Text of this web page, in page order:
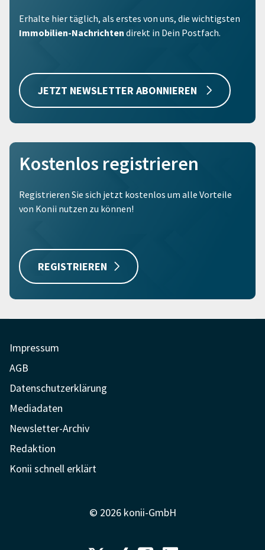
Erhalte hier täglich, als erstes von uns, die wichtigsten
Immobilien-Nachrichten direkt in Dein Postfach.
JETZT NEWSLETTER ABONNIEREN
Kostenlos registrieren
Registrieren Sie sich jetzt kostenlos um alle Vorteile
von Konii nutzen zu können!
REGISTRIEREN
Impressum
AGB
Datenschutzerklärung
Mediadaten
Newsletter-Archiv
Redaktion
Konii schnell erklärt
© 2026 konii-GmbH